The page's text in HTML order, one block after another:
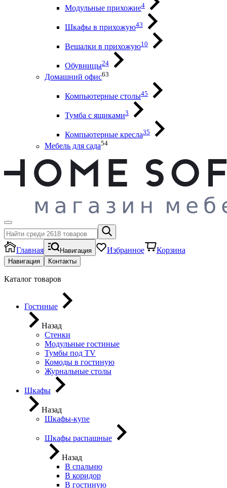
Модульные прихожие4
Шкафы в прихожую43
Вешалки в прихожую10
Обувницы24
Домашний офис63
Компьютерные столы45
Тумба с ящиками3
Компьютерные кресла35
Мебель для сада54
Главная Навигация Избранное Корзина
Навигация Контакты
Каталог товаров
Гостиные
Назад
Стенки
Модульные гостиные
Тумбы под ТV
Комоды в гостиную
Журнальные столы
Шкафы
Назад
Шкафы-купе
Шкафы распашные
Назад
В спальню
В коридор
В гостиную